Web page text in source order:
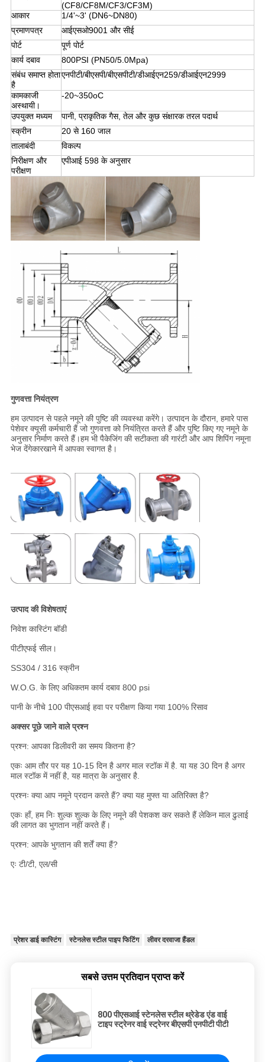
(CF8/CF8M/CF3/CF3M)
आकार
1/4'~3' (DN6~DN80)
प्रमाणपत्र
आईएसओ9001 और सीई
पोर्ट
पूर्ण पोर्ट
कार्य दबाव
800PSI (PN50/5.0Mpa)
संबंध समाप्त होता
है
एनपीटी/बीएसपी/बीएसपीटी/डीआईएन259/डीआईएन2999
कामकाजी
अस्थायी।
-20~350oC
उपयुक्त मध्यम
पानी, प्राकृतिक गैस, तेल और कुछ संक्षारक तरल पदार्थ
स्क्रीन
20 से 160 जाल
तालाबंदी
विकल्प
निरीक्षण और
परीक्षण
एपीआई 598 के अनुसार
गुणवत्ता नियंत्रण
हम उत्पादन से पहले नमूने की पुष्टि की व्यवस्था करेंगे। उत्पादन के दौरान, हमारे पास
पेशेवर क्यूसी कर्मचारी हैं जो गुणवत्ता को नियंत्रित करते हैं और पुष्टि किए गए नमूने के
अनुसार निर्माण करते हैं।हम भी पैकेजिंग की सटीकता की गारंटी और आप शिपिंग नमूना
भेज देंगेकारखाने में आपका स्वागत है।
उत्पाद की विशेषताएं
निवेश कास्टिंग बॉडी
पीटीएफई सील।
SS304 / 316 स्क्रीन
W.O.G. के लिए अधिकतम कार्य दबाव 800 psi
पानी के नीचे 100 पीएसआई हवा पर परीक्षण किया गया 100% रिसाव
अक्सर पूछे जाने वाले प्रश्न
प्रश्न: आपका डिलीवरी का समय कितना है?
एकः आम तौर पर यह 10-15 दिन है अगर माल स्टॉक में है. या यह 30 दिन है अगर
माल स्टॉक में नहीं है, यह मात्रा के अनुसार है.
प्रश्नः क्या आप नमूने प्रदान करते हैं? क्या यह मुफ्त या अतिरिक्त है?
एकः हाँ, हम निः शुल्क शुल्क के लिए नमूने की पेशकश कर सकते हैं लेकिन माल ढुलाई
की लागत का भुगतान नहीं करते हैं।
प्रश्न: आपके भुगतान की शर्तें क्या हैं?
एः टी/टी, एल/सी
प्रेशर डाई कास्टिंग स्टेनलेस स्टील पाइप फिटिंग लीवर दरवाजा हैंडल
सबसे उत्तम प्रतिदान प्राप्त करें
800 पीएसआई स्टेनलेस स्टील थ्रेडेड एंड वाई
टाइप स्ट्रेनर वाई स्ट्रेनर बीएसपी एनपीटी पीटी